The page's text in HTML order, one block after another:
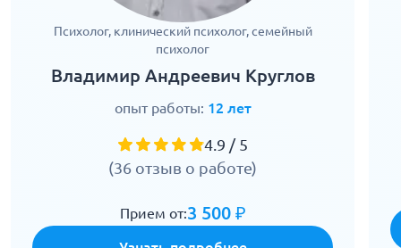
Психолог, клинический психолог, семейный
психолог
Владимир Андреевич Круглов
опыт работы: 12 лет
4.9 / 5
(36 отзыв о работе)
Прием от:3 500 ₽